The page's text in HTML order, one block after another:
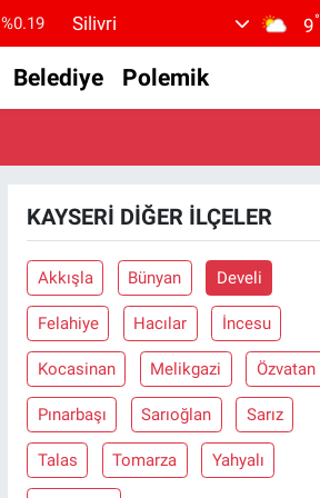
%0.19
%0.18
%0.02
Silivri 9°
Belediye Polemik
KAYSERI DIĞER İLÇELER
Akkışla Bünyan Develi
Felahiye Hacılar İncesu
Kocasinan Melikgazi Özvatan
Pınarbaşı Sarıoğlan Sarız
Talas Tomarza Yahyalı